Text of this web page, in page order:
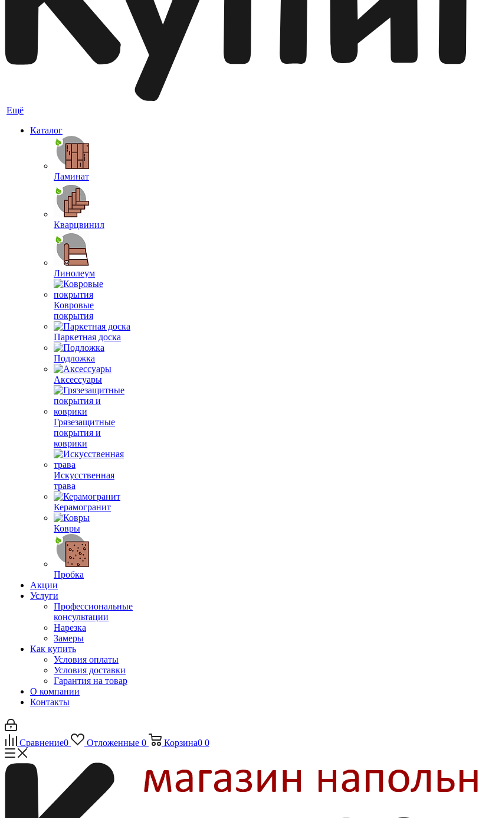
Ещё
Каталог
Ламинат
Кварцвинил
Линолеум
Ковровые
покрытия
Паркетная доска
Подложка
Аксессуары
Грязезащитные
покрытия и
коврики
Искусственная
трава
Керамогранит
Ковры
Пробка
Акции
Услуги
Профессиональные
консультации
Нарезка
Замеры
Как купить
Условия оплаты
Условия доставки
Гарантия на товар
О компании
Контакты
Сравнение0 Отложенные 0 Корзина0 0